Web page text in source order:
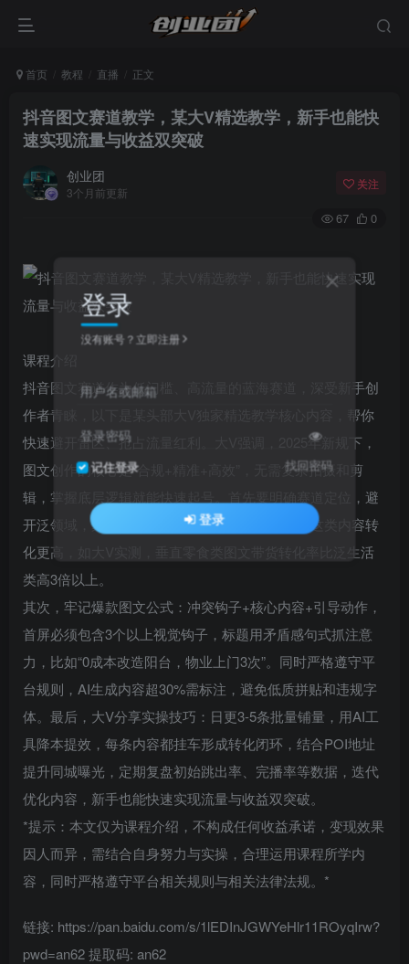
首页 教程 直播 正文
抖音图文赛道教学，某大V精选教学，新手也能快
速实现流量与收益双突破
创业团
3个月前更新
关注
67 0
课程介绍
抖音图文赛道作为低门槛、高流量的蓝海赛道，深受新手创
作者青睐，以下是某头部大V独家精选教学核心内容，帮你
快速避开雷区、抢占流量红利。大V强调，2025年新规下，
图文创作的核心是“合规+精准+高效”，无需复杂拍摄和剪
辑，掌握底层逻辑就能快速起号。首先要明确赛道定位，避
开泛领域，聚焦美食、穿搭、家居等垂直类目，这类内容转
化更高，如大V实测，垂直零食类图文带货转化率比泛生活
类高3倍以上。
其次，牢记爆款图文公式：冲突钩子+核心内容+引导动作，
首屏必须包含3个以上视觉钩子，标题用矛盾感句式抓注意
力，比如“0成本改造阳台，物业上门3次”。同时严格遵守平
台规则，AI生成内容超30%需标注，避免低质拼贴和违规字
体。最后，大V分享实操技巧：日更3-5条批量铺量，用AI工
具降本提效，每条内容都挂车形成转化闭环，结合POI地址
提升同城曝光，定期复盘初始跳出率、完播率等数据，迭代
优化内容，新手也能快速实现流量与收益双突破。
*提示：本文仅为课程介绍，不构成任何收益承诺，变现效果
因人而异，需结合自身努力与实操，合理运用课程所学内
容，同时严格遵守平台相关规则与相关法律法规。*
链接: https://pan.baidu.com/s/1lEDInJGWYeHlr11ROyqIrw?
pwd=an62 提取码: an62
登录
没有账号？立即注册
用户名或邮箱
登录密码
记住登录 找回密码
登录